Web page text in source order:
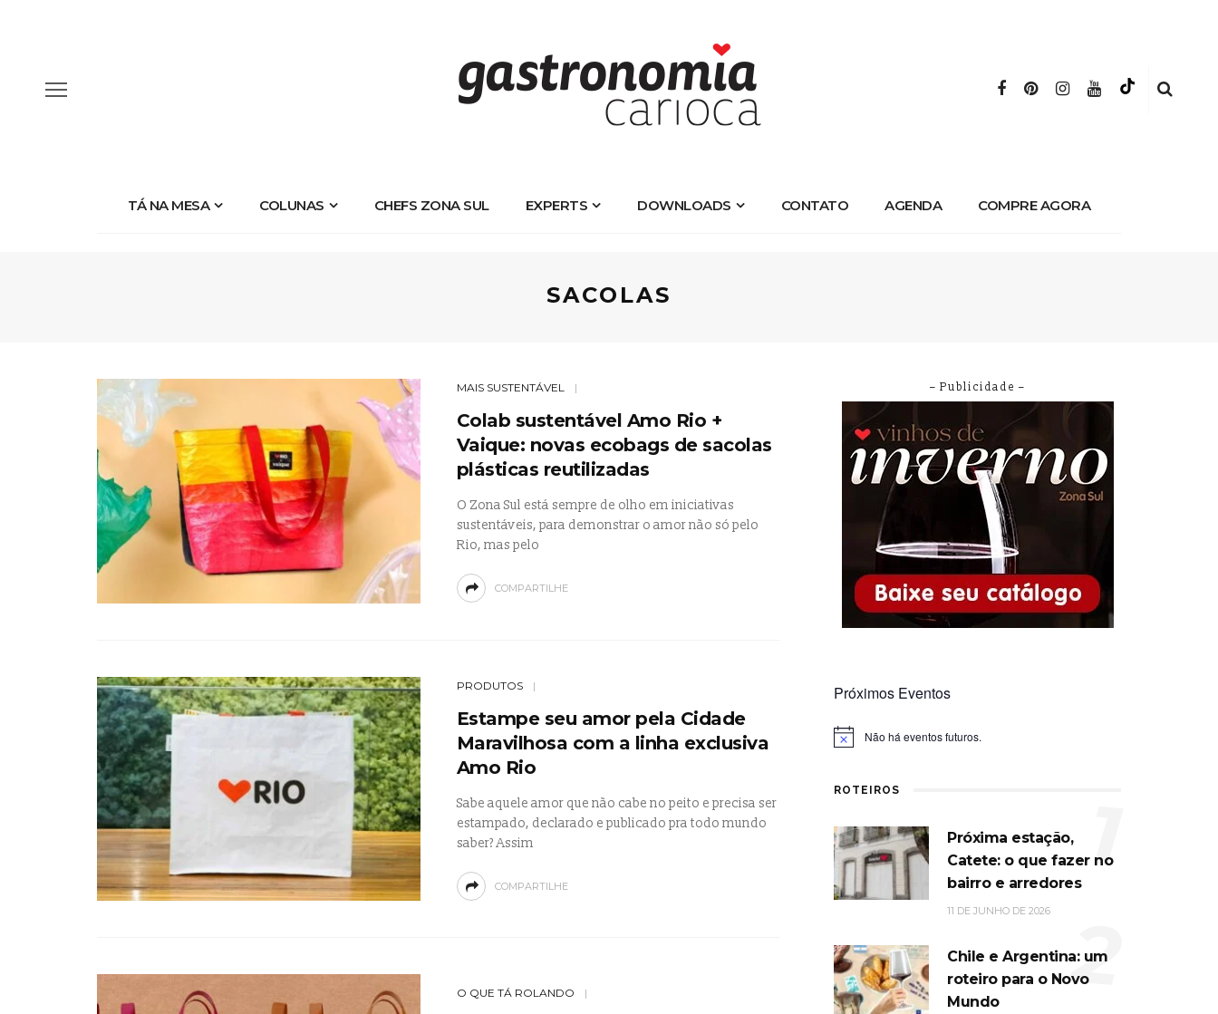
TÁ NA MESA COLUNAS CHEFS ZONA SUL EXPERTS DOWNLOADS CONTATO AGENDA COMPRE AGORA
SACOLAS
MAIS SUSTENTÁVEL
Colab sustentável Amo Rio +
Vaique: novas ecobags de sacolas
plásticas reutilizadas
O Zona Sul está sempre de olho em iniciativas
sustentáveis, para demonstrar o amor não só pelo
Rio, mas pelo
COMPARTILHE
PRODUTOS
Estampe seu amor pela Cidade
Maravilhosa com a linha exclusiva
Amo Rio
Sabe aquele amor que não cabe no peito e precisa ser
estampado, declarado e publicado pra todo mundo
saber? Assim
COMPARTILHE
O QUE TÁ ROLANDO
– Publicidade –
Próximos Eventos
Notice Não há eventos futuros.
ROTEIROS
Próxima estação,
Catete: o que fazer no
bairro e arredores
11 DE JUNHO DE 2026
1
Chile e Argentina: um
roteiro para o Novo
Mundo
2